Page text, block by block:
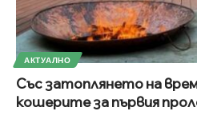
АКТУАЛНО
Със затоплянето на
кошерите за първия